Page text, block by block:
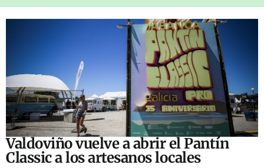
Valdoviño vuelve a abrir el Pantín
Classic a los artesanos locales